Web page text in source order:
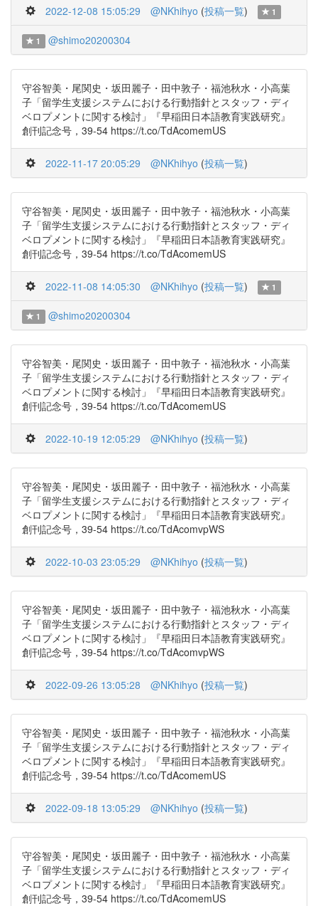
2022-12-08 15:05:29 @NKhihyo (投稿一覧) 1
1 @shimo20200304
守谷智美・尾関史・坂田麗子・田中敦子・福池秋水・小高葉
子「留学生支援システムにおける行動指針とスタッフ・ディ
ベロプメントに関する検討」『早稲田日本語教育実践研究』
創刊記念号，39-54 https://t.co/TdAcomemUS
2022-11-17 20:05:29 @NKhihyo (投稿一覧)
守谷智美・尾関史・坂田麗子・田中敦子・福池秋水・小高葉
子「留学生支援システムにおける行動指針とスタッフ・ディ
ベロプメントに関する検討」『早稲田日本語教育実践研究』
創刊記念号，39-54 https://t.co/TdAcomemUS
2022-11-08 14:05:30 @NKhihyo (投稿一覧) 1
1 @shimo20200304
守谷智美・尾関史・坂田麗子・田中敦子・福池秋水・小高葉
子「留学生支援システムにおける行動指針とスタッフ・ディ
ベロプメントに関する検討」『早稲田日本語教育実践研究』
創刊記念号，39-54 https://t.co/TdAcomemUS
2022-10-19 12:05:29 @NKhihyo (投稿一覧)
守谷智美・尾関史・坂田麗子・田中敦子・福池秋水・小高葉
子「留学生支援システムにおける行動指針とスタッフ・ディ
ベロプメントに関する検討」『早稲田日本語教育実践研究』
創刊記念号，39-54 https://t.co/TdAcomvpWS
2022-10-03 23:05:29 @NKhihyo (投稿一覧)
守谷智美・尾関史・坂田麗子・田中敦子・福池秋水・小高葉
子「留学生支援システムにおける行動指針とスタッフ・ディ
ベロプメントに関する検討」『早稲田日本語教育実践研究』
創刊記念号，39-54 https://t.co/TdAcomvpWS
2022-09-26 13:05:28 @NKhihyo (投稿一覧)
守谷智美・尾関史・坂田麗子・田中敦子・福池秋水・小高葉
子「留学生支援システムにおける行動指針とスタッフ・ディ
ベロプメントに関する検討」『早稲田日本語教育実践研究』
創刊記念号，39-54 https://t.co/TdAcomemUS
2022-09-18 13:05:29 @NKhihyo (投稿一覧)
守谷智美・尾関史・坂田麗子・田中敦子・福池秋水・小高葉
子「留学生支援システムにおける行動指針とスタッフ・ディ
ベロプメントに関する検討」『早稲田日本語教育実践研究』
創刊記念号，39-54 https://t.co/TdAcomemUS